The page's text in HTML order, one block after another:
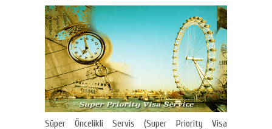
Süper Öncelikli Servis (Super Priority Visa